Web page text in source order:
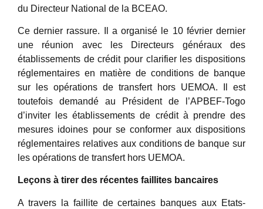
du Directeur National de la BCEAO.
Ce dernier rassure. Il a organisé le 10 février dernier
une réunion avec les Directeurs généraux des
établissements de crédit pour clarifier les dispositions
réglementaires en matière de conditions de banque
sur les opérations de transfert hors UEMOA. Il est
toutefois demandé au Président de l’APBEF-Togo
d’inviter les établissements de crédit à prendre des
mesures idoines pour se conformer aux dispositions
réglementaires relatives aux conditions de banque sur
les opérations de transfert hors UEMOA.
Leçons à tirer des récentes faillites bancaires
A travers la faillite de certaines banques aux Etats-